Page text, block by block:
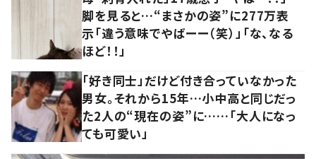
脚を見ると…“まさかの姿”に277万表
示「違う意味でやばーー（笑）」「な、なる
ほど！！」
「好き同士」だけど付き合っていなかった
男女。それから15年…小中高と同じだっ
た2人の“現在の姿”に……「大人になっ
ても可愛い」